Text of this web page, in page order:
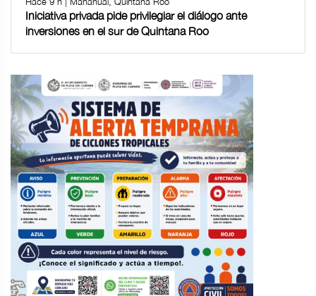
Iniciativa privada pide privilegiar el diálogo ante
inversiones en el sur de Quintana Roo